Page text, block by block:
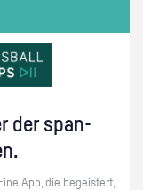
der span­
App, die be­geis­tert,